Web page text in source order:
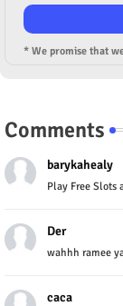
* We promise that
Comments
barykahealy
Play Free Slots
Der
wahhh ramee
caca